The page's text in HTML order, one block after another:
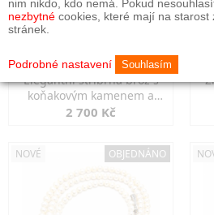
Elegantní stříbrná brož s
koňakovým kamenem a
markazity
2 700 Kč
NOVÉ OBJEDNÁNO
nim nikdo, kdo nemá. Pokud
nezbytné cookies, které mají na starost
stránek.
Podrobné nastavení Souhlasím